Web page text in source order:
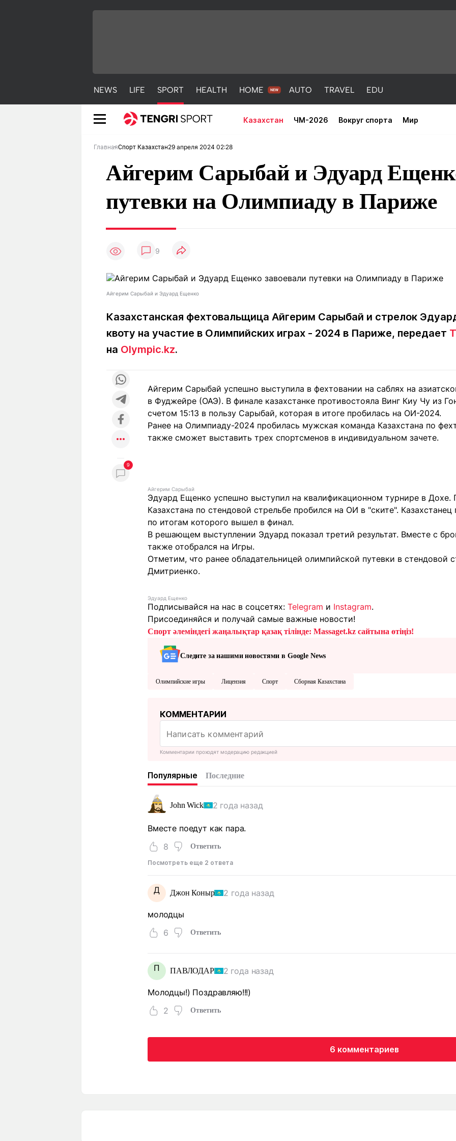
NEWS LIFE SPORT HEALTH HOME AUTO TRAVEL EDU
Казахстан ЧМ-2026 Вокруг спорта Мир
Погода
Рейтинги
Полезно
Гороскопы
Рецепты
SPORT
чемпионов
HOME
+7 (777) 001 44 99
Реклама
+7 (700) 3 888 188
ГлавнаяСпорт Казахстан29 апреля 2024 02:28
Айгерим Сарыбай и Эдуард
путевки на Олимпиаду в Париже
9
Айгерим Сарыбай и Эдуард Ещенко
Казахстанская фехтовальщица Айгерим Сарыбай и стрелок
квоту на участие в Олимпийских играх - 2024 в Париже, передает
на Olympic.kz.
9
Айгерим Сарыбай успешно выступила в фехтовании на саблях на
в Фуджейре (ОАЭ). В финале казахстанке противостояла Винг Киу Чу из
счетом 15:13 в пользу Сарыбай, которая в итоге пробилась на ОИ-2024.
Ранее на Олимпиаду-2024 пробилась мужская команда Казахстана по
также сможет выставить трех спортсменов в индивидуальном зачете.
Айгерим Сарыбай
Эдуард Ещенко успешно выступил на квалификационном турнире в Дохе.
Казахстана по стендовой стрельбе пробился на ОИ в "ските".
по итогам которого вышел в финал.
В решающем выступлении Эдуард показал третий результат. Вместе с
также отобрался на Игры.
Отметим, что ранее обладательницей олимпийской путевки в стендовой
Дмитриенко.
Эдуард Ещенко
Подписывайся на нас в соцсетях: Telegram и Instagram.
Присоединяйся и получай самые важные новости!
Спорт әлеміндегі жаңалықтар қазақ тілінде: Massaget.kz сайтына өтіңіз!
Следите за нашими новостями в Google News
Олимпийские игры Лицензия Спорт Сборная Казахстана
КОММЕНТАРИИ
Комментарии проходят модерацию редакцией
Популярные Последние
John Wick 2 года назад
Вместе поедут как пара.
8
Ответить
Посмотреть еще 2 ответа
Д Джон Коныр 2 года назад
молодцы
6
Ответить
П ПАВЛОДАР 2 года назад
Молодцы!) Поздравляю!!!)
2
Ответить
6 комментариев